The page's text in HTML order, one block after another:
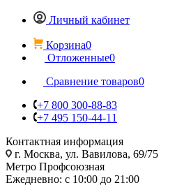
Личный кабинет
Корзина0
Отложенные0
Сравнение товаров0
+7 800 300-88-83
+7 495 150-44-11
Контактная информация
г. Москва, ул. Вавилова, 69/75
Метро Профсоюзная
Ежедневно: с 10:00 до 21:00